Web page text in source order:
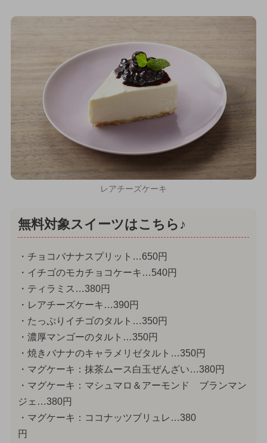
レアチーズケーキ
無料対象スイーツはこちら♪
・チョコバナナスプリット…650円
・イチゴのモカチョコケーキ…540円
・ティラミス…380円
・レアチーズケーキ…390円
・たっぷりイチゴのタルト…350円
・濃厚マンゴーのタルト…350円
・焼きバナナのキャラメリゼタルト…350円
・マグケーキ：抹茶ムース白玉ぜんざい…380円
・マグケーキ：マシュマロ＆アーモンド ブランマン
ジェ…380円
・マグケーキ：ココナッツブリュレ…380
円